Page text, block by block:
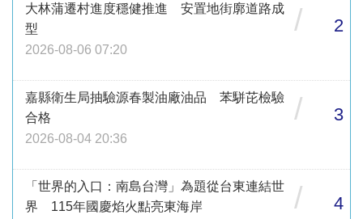
大林蒲遷村進度穩健推進 安置地街廓道路成
型
2026-08-06 07:20
/ 2
嘉縣衛生局抽驗源春製油廠油品 苯駢芘檢驗
合格
2026-08-04 20:36
/ 3
「世界的入口：南島台灣」為題從台東連結世
界 115年國慶焰火點亮東海岸
/ 4